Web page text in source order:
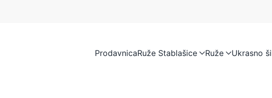
ProdavnicaRuže Stablašice Ruže Ukrasno